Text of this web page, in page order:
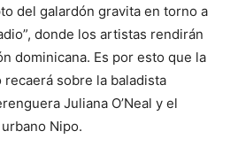
del galardón gravita en torno a
donde los artistas rendirán
dominicana. Es por esto que la
sobre la baladista
Juliana O’Neal y el
Nipo.